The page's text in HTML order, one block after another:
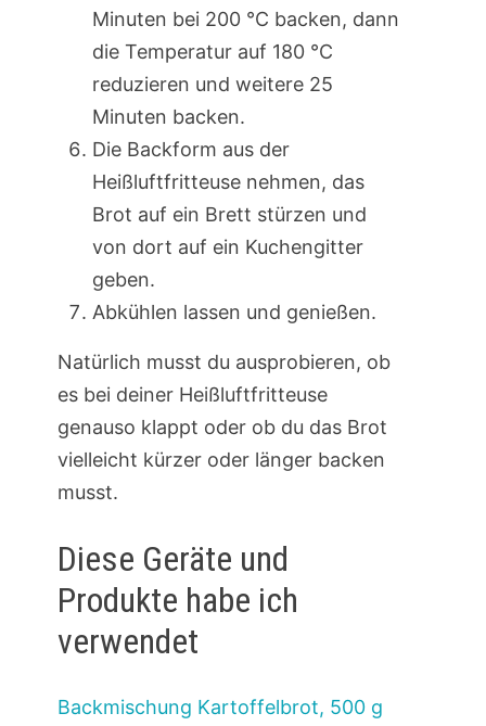
Minuten bei 200 °C backen, dann
die Temperatur auf 180 °C
reduzieren und weitere 25
Minuten backen.
Die Backform aus der
Heißluftfritteuse nehmen, das
Brot auf ein Brett stürzen und
von dort auf ein Kuchengitter
geben.
Abkühlen lassen und genießen.
Natürlich musst du ausprobieren, ob
es bei deiner Heißluftfritteuse
genauso klappt oder ob du das Brot
vielleicht kürzer oder länger backen
musst.
Diese Geräte und
Produkte habe ich
verwendet
Backmischung Kartoffelbrot, 500 g